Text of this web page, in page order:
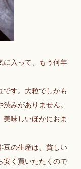
に入って、もう何年
です。大粒でしかも
みがありません。
美味しいほかにおま
豆の生産は、貧しい
安く買いたたくので